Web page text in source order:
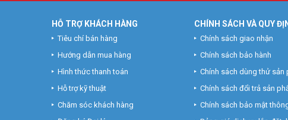
HỖ TRỢ KHÁCH HÀNG
Tiêu chí bán hàng
Hướng dẫn mua hàng
Hình thức thanh toán
Hỗ trợ kỹ thuật
Chăm sóc khách hàng
CHÍNH SÁCH VÀ QUY
Chính sách giao nhận
Chính sách bảo hành
Chính sách dùng thử sản
Chính sách đổi trả sản
Chính sách bảo mật